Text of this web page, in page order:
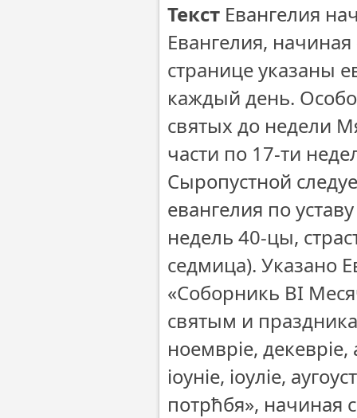
Текст Евангелия
Евангелия,
странице указаны
каждый день. Особо
святых до недели
части по 17-ти
Сыропустной
евангелия по
недель 40-цы,
седмица). Указано
«Соборникь ВІ
святым и
ноемвріе,
іоуніе, іоуліе,
потрħбя», начиная